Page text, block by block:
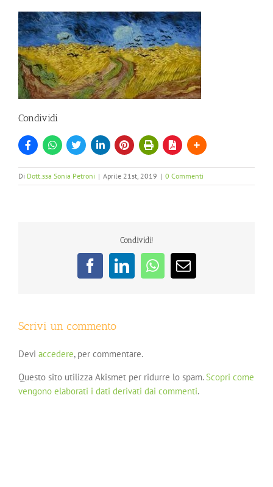
Condividi
Di Dott.ssa Sonia Petroni | Aprile 21st, 2019 | 0 Commenti
Condividi!
FacebookLinkedInWhatsApp
Email
Scrivi un commento
Devi accedere, per commentare.
Questo sito utilizza Akismet per ridurre lo spam. Scopri come
vengono elaborati i dati derivati dai commenti.